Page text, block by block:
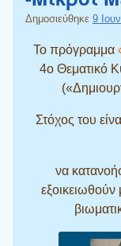
Δημοσιεύθηκε 9
Το πρόγραμμα
4ο Θεματικό
Στόχος του
να
εξοικειωθούν